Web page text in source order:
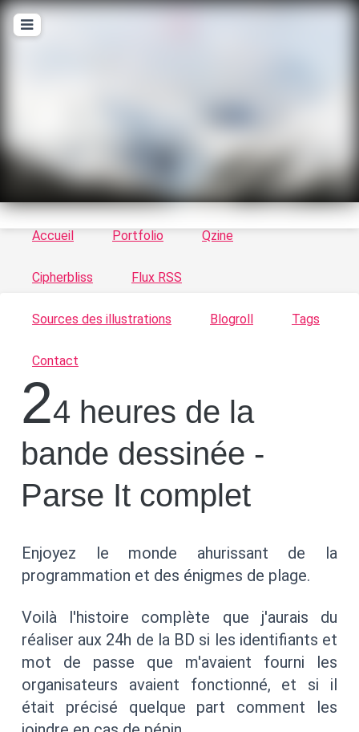
Le vortex à chats - Illustrations, trucs en tout
genre par Tykayn
Accueil Portfolio Qzine
Cipherbliss Flux RSS
Sources des illustrations Blogroll Tags
Contact
24 heures de la
bande dessinée -
Parse It complet
Enjoyez le monde ahurissant de la
programmation et des énigmes de plage.
Voilà l'histoire complète que j'aurais du
réaliser aux 24h de la BD si les identifiants et
mot de passe que m'avaient fourni les
organisateurs avaient fonctionné, et si il
était précisé quelque part comment les